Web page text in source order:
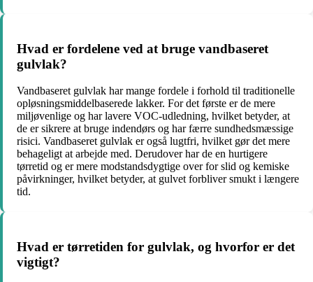
Hvad er fordelene ved at bruge vandbaseret
gulvlak?
Vandbaseret gulvlak har mange fordele i forhold til traditionelle
opløsningsmiddelbaserede lakker. For det første er de mere
miljøvenlige og har lavere VOC-udledning, hvilket betyder, at
de er sikrere at bruge indendørs og har færre sundhedsmæssige
risici. Vandbaseret gulvlak er også lugtfri, hvilket gør det mere
behageligt at arbejde med. Derudover har de en hurtigere
tørretid og er mere modstandsdygtige over for slid og kemiske
påvirkninger, hvilket betyder, at gulvet forbliver smukt i længere
tid.
Hvad er tørretiden for gulvlak, og hvorfor er det
vigtigt?